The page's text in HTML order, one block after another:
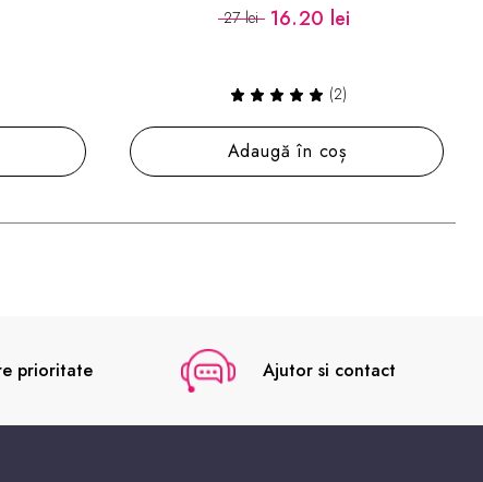
31 lei 18.60 lei
(4)
Adaugă în coș
prioritate Ajutor si contact